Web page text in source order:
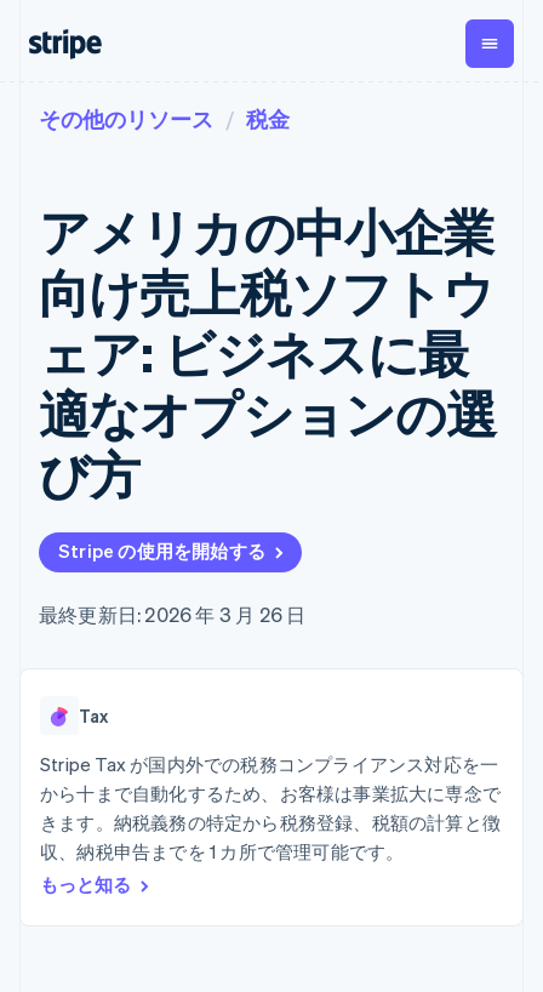
支払い
オンライン決
済
Managed
Payments
マーチャント
オブレコード
ソリューショ
ン
Payment links
コーディング
不要の決済ペ
ージ
Checkout
構築済み決済
UI
Elements
ポーネント
決済手段
済手段を利用
Boost
決済成功率の
Link
スピーディー
な決済
収益
経常収益
Metronome
従量課金
サブスクリ
プション
サブスクリ
プションの
管理
Invoicing
1 回限りまた
は継続
Recognition
自動化
データの同
期
Global
Payouts
第三者
への入
ットプ
イス
築
その他
企業規模別
ユースケース別
エージェンティックコマ
ース
E コマース / ECサイト
埋込型金融
請求・財務関連
プラットフォーム
SaaS
ゲーム
ホスピタリティ、旅行、
レジャー
保険
メディアおよびエンター
テインメント
ビス
ドキュメント
ライブラリと SDK
Stripe Apps
ガイド
オンライン決済を受け付
け
構築済みの決済を実装
理
従量課金請求を提供
のカードを発行
エージェントによるサー
と管理
リソース
アプリへの導入
コードサンプル
開発者のブログ
学ぶ
ガイド
サポート
サポートに問い合わせる
管理サポートプラン
プロフェッショナルサー
ビス
会社
製品ロードマップ
レンス
ニュースルーム
お問い合わせ
営業にお問い合わせ
パートナーになる
その他のリソース 税金
アメリカの中小企業
向け売上税ソフトウ
ェア: ビジネスに最
適なオプションの選
び方
Stripe の使用を開始する
最終更新日: 2026 年 3 月 26 日
Tax
Stripe Tax が国内外での税務コンプライアンス対応を一
から十まで自動化するため、お客様は事業拡大に専念で
きます。納税義務の特定から税務登録、税額の計算と徴
収、納税申告までを 1 カ所で管理可能です。
もっと知る